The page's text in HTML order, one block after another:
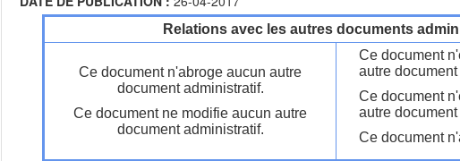
Relations avec les autres documents
Ce document n'abroge aucun autre
document administratif.
Ce document ne modifie aucun autre
document administratif.
Ce document
autre
Ce document
autre
Ce document